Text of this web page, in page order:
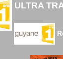
ULTRA